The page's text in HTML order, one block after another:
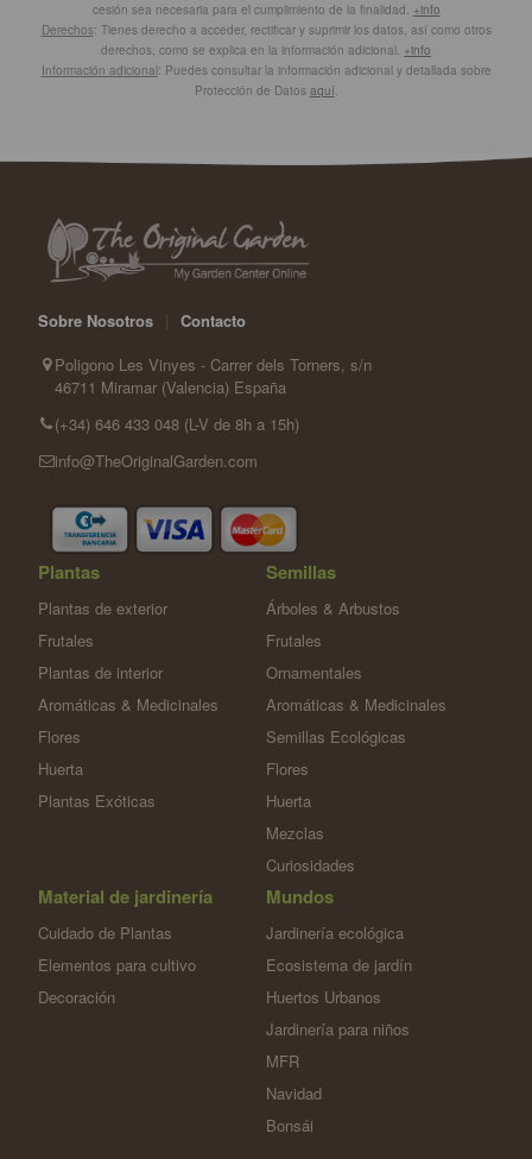
cesión sea necesaria para el cumplimiento de la finalidad. +info
Derechos: Tienes derecho a acceder, rectificar y suprimir los datos, así como otros
derechos, como se explica en la información adicional. +info
Información adicional: Puedes consultar la información adicional y detallada sobre
Protección de Datos aquí.
Sobre Nosotros
Contacto
Poligono Les Vinyes - Carrer dels Torners, s/n
46711 Miramar (Valencia) España
(+34) 646 433 048 (L-V de 8h a 15h)
info@TheOriginalGarden.com
Plantas
Plantas de exterior
Frutales
Plantas de interior
Aromáticas & Medicinales
Flores
Huerta
Plantas Exóticas
Semillas
Árboles & Arbustos
Frutales
Ornamentales
Aromáticas & Medicinales
Semillas Ecológicas
Flores
Huerta
Mezclas
Curiosidades
Material de jardinería
Cuidado de Plantas
Elementos para cultivo
Decoración
Mundos
Jardinería ecológica
Ecosistema de jardín
Huertos Urbanos
Jardinería para niños
MFR
Navidad
Bonsái